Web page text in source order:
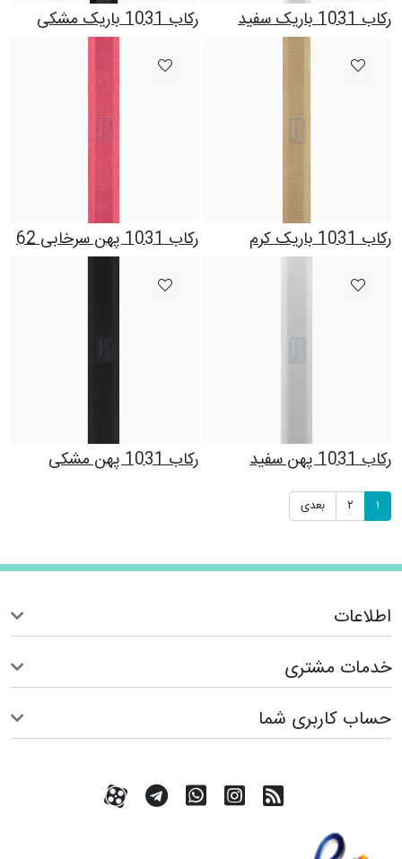
رکاب 1031 باریک سفید رکاب 1031 باریک مشکی
رکاب 1031 باریک کرم رکاب 1031 پهن سرخابی 62
رکاب 1031 پهن سفید رکاب 1031 پهن مشکی
۱ ۲ بعدی
اطلاعات
خدمات مشتری
حساب کاربری شما
RSSکانال آپارات
تماس با واتس اپ
کانال تلگرام
کانال آپارات